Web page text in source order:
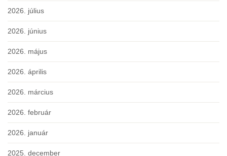
2026. július
2026. június
2026. május
2026. április
2026. március
2026. február
2026. január
2025. december